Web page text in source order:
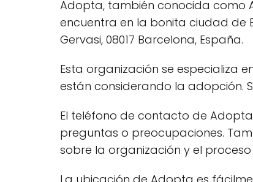
Adopta, también conocida como
encuentra en la bonita ciudad de
Gervasi, 08017 Barcelona, España.
Esta organización se especializa
están considerando la adopción.
El teléfono de contacto de
preguntas o preocupaciones.
sobre la organización y el